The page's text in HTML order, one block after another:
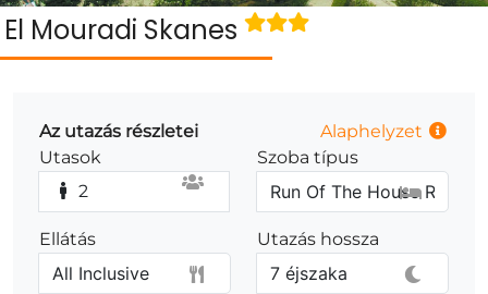
El Mouradi Skanes
Az utazás részletei
Alaphelyzet
Utasok
2
Szoba típus
Ellátás Utazás hossza